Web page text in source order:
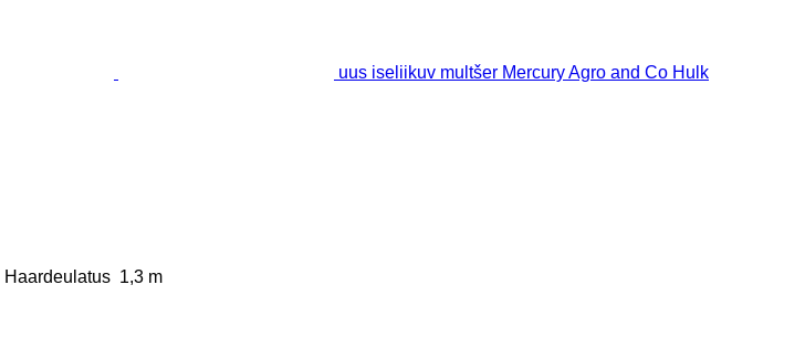
uus iseliikuv multšer Mercury Agro and Co Hulk
Haardeulatus 1,3 m